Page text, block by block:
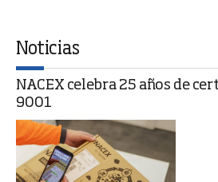
Noticias
NACEX celebra 25 años de
9001